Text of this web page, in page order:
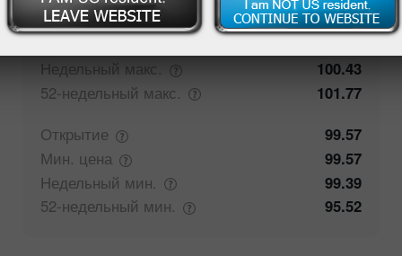
Закрытие
99.57
Недельный макс.
100.43
52-недельный макс.
101.77
Открытие
99.57
Мин. цена
99.57
Недельный мин.
99.39
52-недельный мин. 95.52